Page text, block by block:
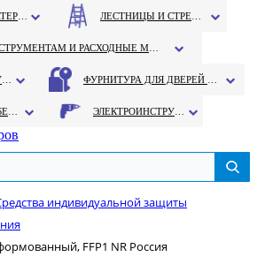
индивидуальной защиты
FFP1 NR Россия